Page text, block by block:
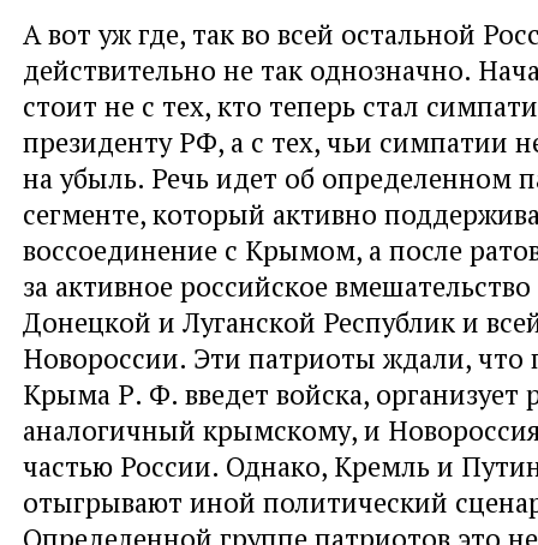
А вот уж где, так во всей остальной
действительно не так однозначно.
стоит не с тех, кто теперь стал
президенту РФ, а с тех, чьи симпатии
на убыль. Речь идет об определенном
сегменте, который активно
воссоединение с Крымом, а после
за активное российское вмешательство
Донецкой и Луганской Республик и
Новороссии. Эти патриоты ждали, что
Крыма Р. Ф. введет войска,
аналогичный крымскому, и
частью России. Однако, Кремль и
отыгрывают иной политический